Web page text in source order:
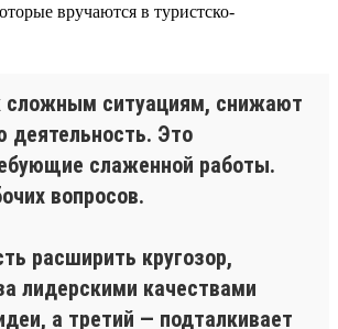
вручаются в туристско-
сложным ситуациям, снижают
деятельность. Это
слаженной работы.
вопросов.
расширить кругозор,
лидерскими качествами
а третий — подталкивает